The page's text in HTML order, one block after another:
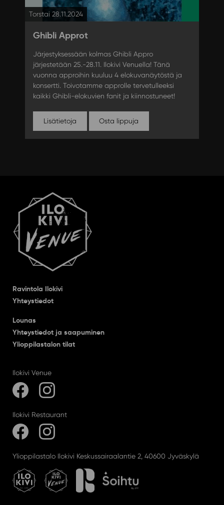
Torstai 28.11.2024
Ghibli Approt
Järjestyksessään kolmas Ghibli Appro
järjestetään 25.-28.11. Ilokivi Venuella! Tänä
vuonna approihin kuuluu 4 elokuvanäytöstä ja
konsertti. Toivotamme approlle tervetulleeksi
kaikki Ghibli-elokuvien fanit ja kiinnostuneet!
Lisätietoja Osta lippuja
Ravintola Ilokivi
Yhteystiedot
Lounas
Yhteystiedot ja saapuminen
Ylioppilastalon tilat
Ilokivi Venue
Ilokivi Restaurant
Ylioppilastalo Ilokivi Keskussairaalantie 2, 40600 Jyväskylä